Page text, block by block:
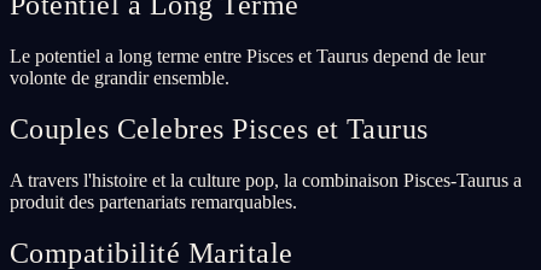
Le potentiel a long terme entre Pisces et Taurus depend de leur
volonte de grandir ensemble.
Couples Celebres Pisces et Taurus
A travers l'histoire et la culture pop, la combinaison Pisces-Taurus a
produit des partenariats remarquables.
Compatibilité Maritale